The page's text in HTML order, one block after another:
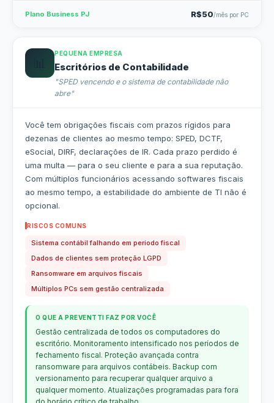
Plano Business PJ R$50/mês por PC
PEQUENA EMPRESA
Escritórios de Contabilidade
"SPED vencendo e o sistema de contabilidade não
abre"
Você tem obrigações fiscais com prazos rígidos para
dezenas de clientes ao mesmo tempo: SPED, DCTF,
eSocial, DIRF, declarações de IR. Cada prazo perdido é
uma multa — para o seu cliente e para a sua reputação.
Com múltiplos funcionários acessando softwares fiscais
ao mesmo tempo, a estabilidade do ambiente de TI não é
opcional.
RISCOS COMUNS
Sistema contábil falhando em período fiscal
Dados de clientes sem proteção LGPD
Ransomware em arquivos fiscais
Múltiplos PCs sem gestão centralizada
O QUE A PREVENTTI FAZ POR VOCÊ
Gestão centralizada de todos os computadores do
escritório. Monitoramento intensificado nos períodos de
fechamento fiscal. Proteção avançada contra
ransomware para arquivos contábeis. Backup com
versionamento para recuperar qualquer arquivo a
qualquer momento. Atualizações programadas para fora